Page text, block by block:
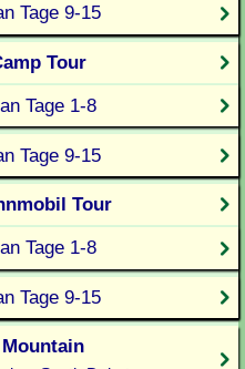
Tage 9-15
Tour
Tage 1-8
Tage 9-15
Tour
Tage 1-8
Tage 9-15